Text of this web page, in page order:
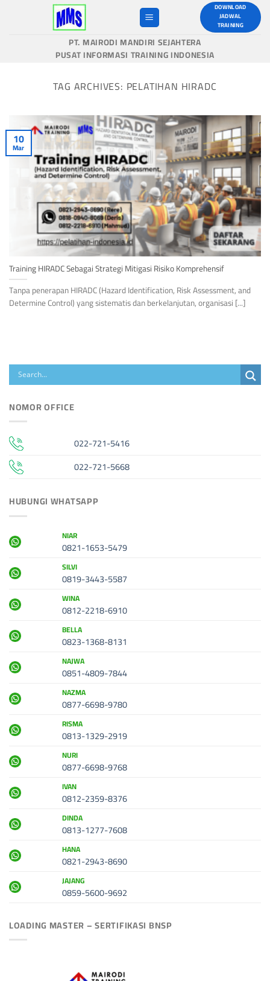
DOWNLOAD
JADWAL
TRAINING
PT. MAIRODI MANDIRI SEJAHTERA
PUSAT INFORMASI TRAINING INDONESIA
TAG ARCHIVES: PELATIHAN HIRADC
Training HIRADC Sebagai Strategi Mitigasi Risiko Komprehensif
Tanpa penerapan HIRADC (Hazard Identification, Risk Assessment, and
Determine Control) yang sistematis dan berkelanjutan, organisasi [...]
10
Mar
NOMOR OFFICE
022-721-5416
022-721-5668
HUBUNGI WHATSAPP
NIAR
0821-1653-5479
SILVI
0819-3443-5587
WINA
0812-2218-6910
BELLA
0823-1368-8131
NAJWA
0851-4809-7844
NAZMA
0877-6698-9780
RISMA
0813-1329-2919
NURI
0877-6698-9768
IVAN
0812-2359-8376
DINDA
0813-1277-7608
HANA
0821-2943-8690
JAJANG
0859-5600-9692
LOADING MASTER – SERTIFIKASI BNSP